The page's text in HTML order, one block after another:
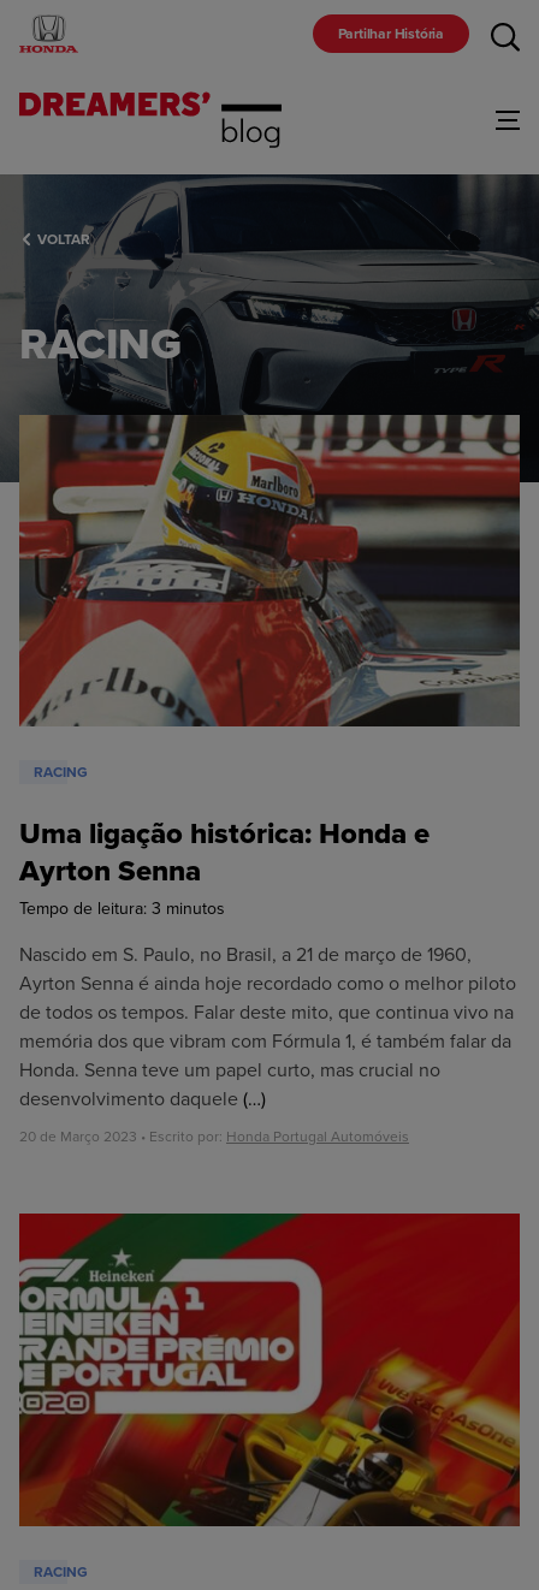
Partilhar História
Marca
Comunidade
Racing
Oficina
Honda N2
VOLTAR
RACING
RACING
Uma ligação histórica: Honda e
Ayrton Senna
Tempo de leitura: 3 minutos
Nascido em S. Paulo, no Brasil, a 21 de março de 1960,
Ayrton Senna é ainda hoje recordado como o melhor piloto
de todos os tempos. Falar deste mito, que continua vivo na
memória dos que vibram com Fórmula 1, é também falar da
Honda. Senna teve um papel curto, mas crucial no
desenvolvimento daquele (…)
20 de Março 2023 • Escrito por: Honda Portugal Automóveis
RACING